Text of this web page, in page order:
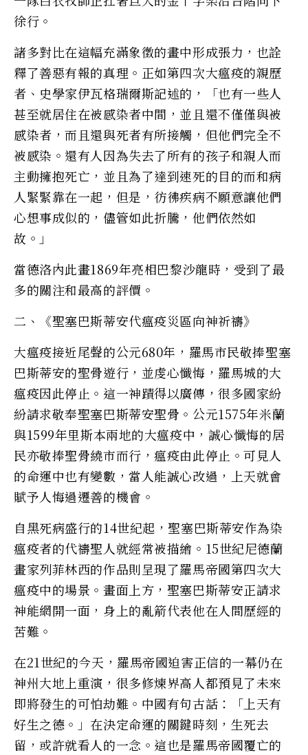
徐行。
諸多對比在這幅充滿象徵的畫中形成張力，也詮
釋了善惡有報的真理。正如第四次大瘟疫的親歷
者、史學家伊瓦格瑞爾斯記述的，「也有一些人
甚至就居住在被感染者中間，並且還不僅僅與被
感染者，而且還與死者有所接觸，但他們完全不
被感染。還有人因為失去了所有的孩子和親人而
主動擁抱死亡，並且為了達到速死的目的而和病
人緊緊靠在一起，但是，彷彿疾病不願意讓他們
心想事成似的，儘管如此折騰，他們依然如
故。」
當德洛內此畫1869年亮相巴黎沙龍時，受到了最
多的關注和最高的評價。
二、《聖塞巴斯蒂安代瘟疫災區向神祈禱》
大瘟疫接近尾聲的公元680年，羅馬市民敬捧聖塞
巴斯蒂安的聖骨遊行，並虔心懺悔，羅馬城的大
瘟疫因此停止。這一神蹟得以廣傳，很多國家紛
紛請求敬奉聖塞巴斯蒂安聖骨。公元1575年米蘭
與1599年里斯本兩地的大瘟疫中，誠心懺悔的居
民亦敬捧聖骨繞市而行，瘟疫由此停止。可見人
的命運中也有變數，當人能誠心改過，上天就會
賦予人悔過遷善的機會。
自黑死病盛行的14世紀起，聖塞巴斯蒂安作為染
瘟疫者的代禱聖人就經常被描繪。15世紀尼德蘭
畫家列菲林西的作品則呈現了羅馬帝國第四次大
瘟疫中的場景。畫面上方，聖塞巴斯蒂安正請求
神能網開一面，身上的亂箭代表他在人間歷經的
苦難。
在21世紀的今天，羅馬帝國迫害正信的一幕仍在
神州大地上重演，很多修煉界高人都預見了未來
即將發生的可怕劫難。中國有句古話：「上天有
好生之德。」在決定命運的關鍵時刻，生死去
留，或許就看人的一念。這也是羅馬帝國覆亡的